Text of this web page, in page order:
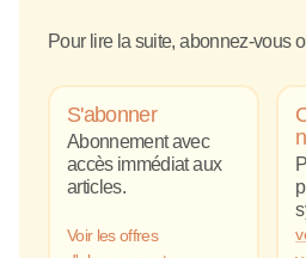
Pour lire la suite, abonnez-vous
S'abonner
Abonnement avec
accès immédiat aux
articles.
Voir les offres